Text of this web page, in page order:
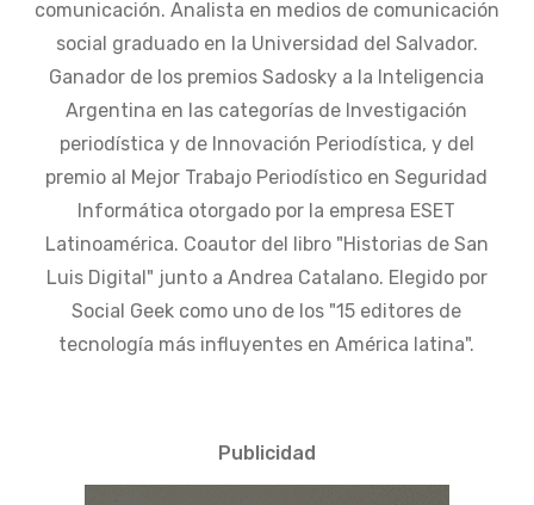
comunicación. Analista en medios de comunicación
social graduado en la Universidad del Salvador.
Ganador de los premios Sadosky a la Inteligencia
Argentina en las categorías de Investigación
periodística y de Innovación Periodística, y del
premio al Mejor Trabajo Periodístico en Seguridad
Informática otorgado por la empresa ESET
Latinoamérica. Coautor del libro "Historias de San
Luis Digital" junto a Andrea Catalano. Elegido por
Social Geek como uno de los "15 editores de
tecnología más influyentes en América latina".
Publicidad